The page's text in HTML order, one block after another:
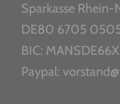
Sparkasse Rhein-
DE80 6705
BIC:
Paypal: